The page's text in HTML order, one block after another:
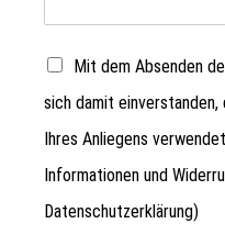
Mit dem Absenden
sich damit einverstanden,
Ihres Anliegens
Informationen und
Datenschutzerklärung)